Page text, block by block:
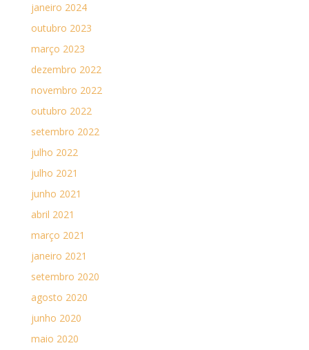
janeiro 2024
outubro 2023
março 2023
dezembro 2022
novembro 2022
outubro 2022
setembro 2022
julho 2022
julho 2021
junho 2021
abril 2021
março 2021
janeiro 2021
setembro 2020
agosto 2020
junho 2020
maio 2020